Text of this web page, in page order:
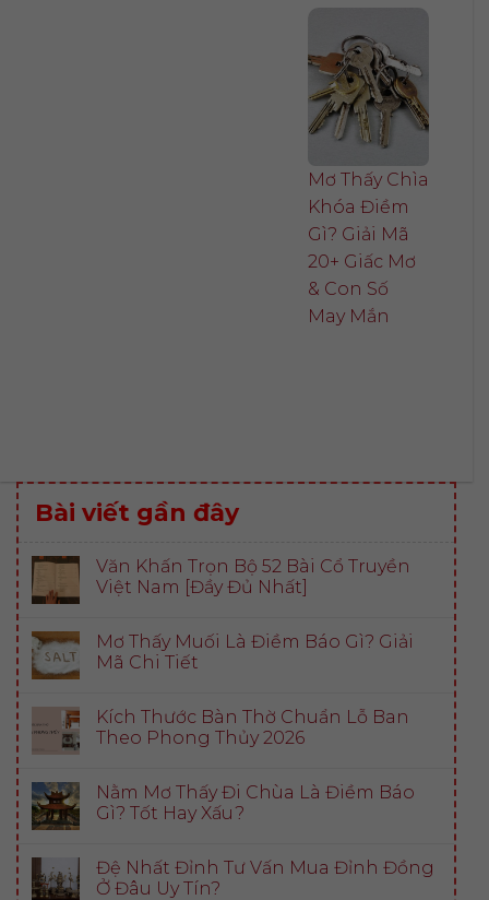
Mơ Thấy Chìa
Khóa Điềm
Gì? Giải Mã
20+ Giấc Mơ
& Con Số
May Mắn
Bài viết gần đây
Văn Khấn Trọn Bộ 52 Bài Cổ Truyền
Việt Nam [Đầy Đủ Nhất]
Mơ Thấy Muối Là Điềm Báo Gì? Giải
Mã Chi Tiết
Kích Thước Bàn Thờ Chuẩn Lỗ Ban
Theo Phong Thủy 2026
Nằm Mơ Thấy Đi Chùa Là Điềm Báo
Gì? Tốt Hay Xấu?
Đệ Nhất Đỉnh Tư Vấn Mua Đỉnh Đồng
Ở Đâu Uy Tín?